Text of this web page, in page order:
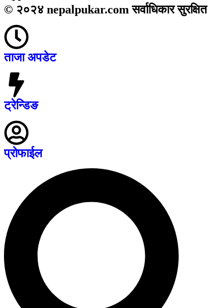
© २०२४ nepalpukar.com सर्वाधिकार सुरक्षित
ताजा अपडेट
ट्रेन्डिङ
प्रोफाईल